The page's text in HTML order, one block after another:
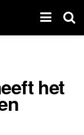
het